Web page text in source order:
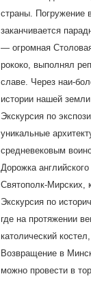
страны. Погружение
заканчивается
— огромная
рококо, выполнял
славе. Через наи-
истории нашей
Экскурсия по
уникальные
средневековым
Дорожка
Святополк-Мирских,
Экскурсия по
где на протяжении
католический
Возвращение в
можно провести в